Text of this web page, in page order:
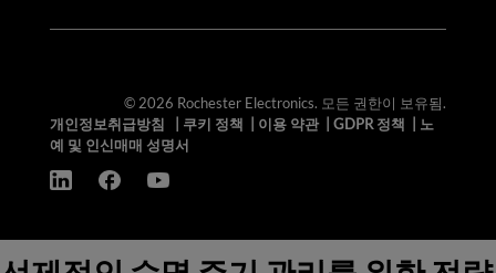
© 2026 Rochester Electronics. 모든 권한이 보유됨.
개인정보취급방침
쿠키 정책 이용 약관| GDPR 정책
노
예 및 인신매매 성명서